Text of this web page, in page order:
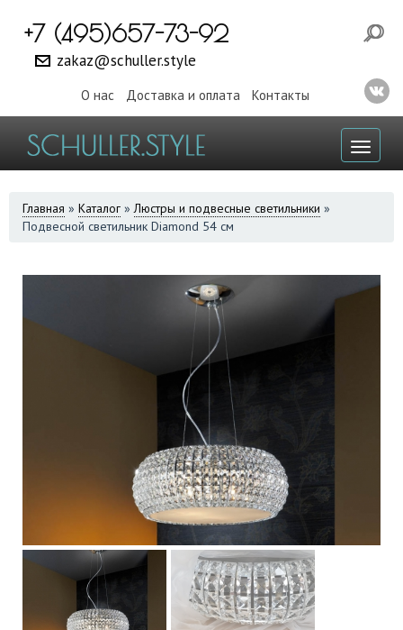
+7 (495)657-73-92
zakaz@schuller.style
О нас Доставка и оплата Контакты
ВЫ
ЗДЕСЬ
Главная » Каталог » Люстры и подвесные светильники »
Подвесной светильник Diamond 54 см